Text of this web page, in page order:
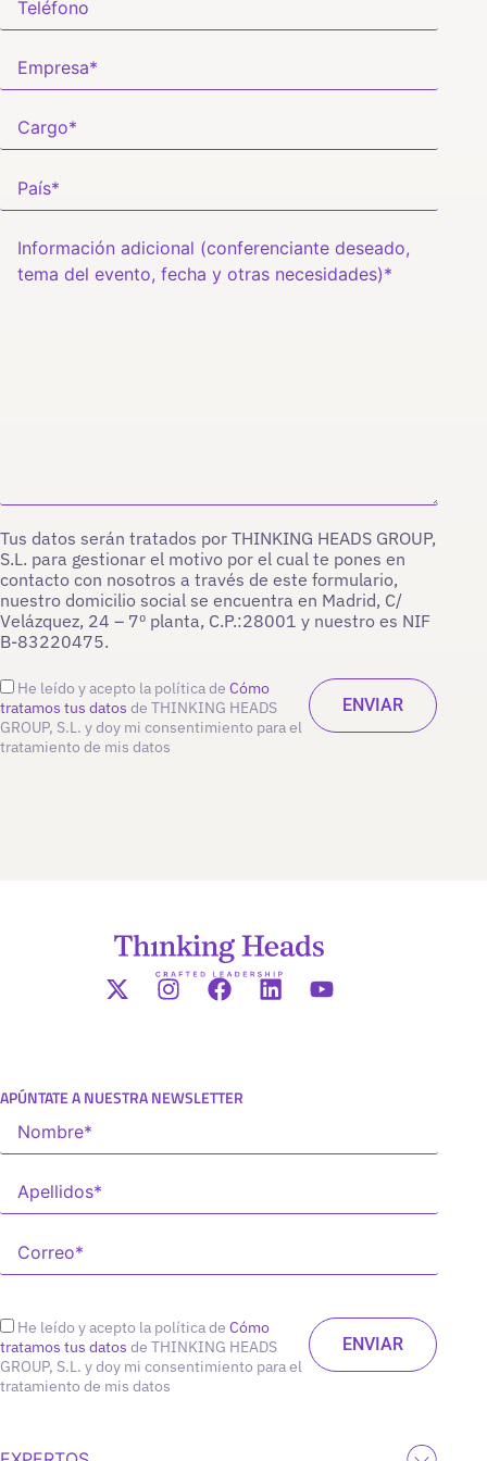
Tus datos serán tratados por THINKING HEADS GROUP,
S.L. para gestionar el motivo por el cual te pones en
contacto con nosotros a través de este formulario,
nuestro domicilio social se encuentra en Madrid, C/
Velázquez, 24 – 7º planta, C.P.:28001 y nuestro es NIF
B-83220475.
He leído y acepto la política de Cómo
tratamos tus datos de THINKING HEADS
GROUP, S.L. y doy mi consentimiento para el
tratamiento de mis datos
APÚNTATE A NUESTRA NEWSLETTER
He leído y acepto la política de Cómo
tratamos tus datos de THINKING HEADS
GROUP, S.L. y doy mi consentimiento para el
tratamiento de mis datos